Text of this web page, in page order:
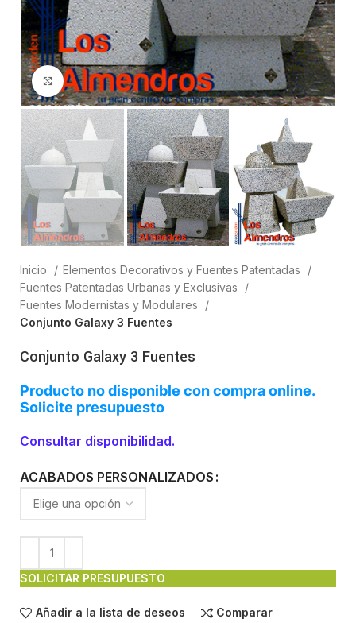
Clic para ampliar
Inicio
Elementos Decorativos y Fuentes Patentadas
Fuentes Patentadas Urbanas y Exclusivas
Fuentes Modernistas y Modulares
Conjunto Galaxy 3 Fuentes
Conjunto Galaxy 3 Fuentes
Producto no disponible con compra online.
Solicite presupuesto
Consultar disponibilidad.
ACABADOS PERSONALIZADOS
SOLICITAR PRESUPUESTO
Añadir a la lista de deseos Comparar